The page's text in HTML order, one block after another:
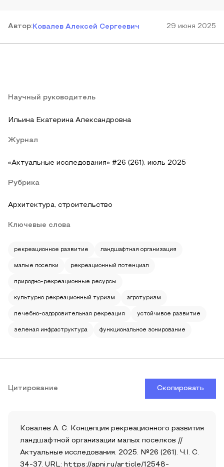
Автор:Ковалев Алексей Сергеевич 29 июня 2025
Научный руководитель
Ильина Екатерина Александровна
Журнал
«Актуальные исследования» #26 (261), июль 2025
Рубрика
Архитектура, строительство
Ключевые слова
рекреационное развитие ландшафтная организация
малые поселки рекреационный потенциал
природно-рекреационные ресурсы
культурно рекреационный туризм агротуризм
лечебно-оздоровительная рекреация устойчивое развитие
зеленая инфраструктура функциональное зонирование
Цитирование Скопировать
Ковалев А. С. Концепция рекреационного развития
ландшафтной организации малых поселков //
Актуальные исследования. 2025. №26 (261). Ч.I. С.
34-37. URL: https://apni.ru/article/12548-